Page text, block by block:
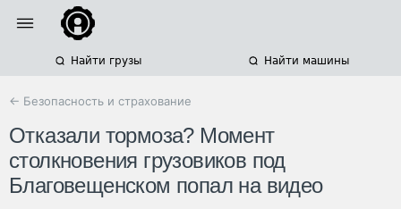
Найти грузы Найти машины
← Безопасность и страхование
Отказали тормоза? Момент
столкновения грузовиков под
Благовещенском попал на видео